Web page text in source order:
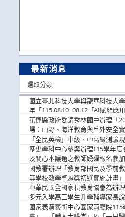
最新消息
選取分類
國立臺北科技大學與龍華科技大
年「115.08.10~08.12「AI賦能應
歡迎學生踴躍報名參加
花蓮縣政府委請秀林國中辦理「
場：山野、海洋教育與戶外安全
參加
「全民英檢」中級、中高級測驗
歷史學科中心參與辦理115學年
及關心本議題之教師踴躍報名參加
國教署辦理「教育部國民及學前
等學校教學卓越獎初選實施計畫
中華民國全國家長教育協會為辦
多元入學高三學生升學輔導家長說
國家表演藝術中心國家兩廳院